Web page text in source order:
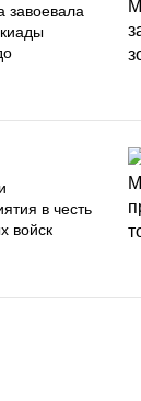
завоевала
в честь
войск